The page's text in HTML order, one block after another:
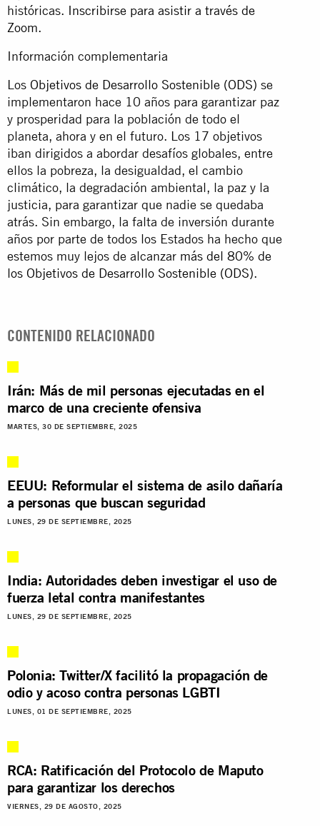
históricas. Inscribirse para asistir a través de
Zoom.
Información complementaria
Los Objetivos de Desarrollo Sostenible (ODS) se
implementaron hace 10 años para garantizar paz
y prosperidad para la población de todo el
planeta, ahora y en el futuro. Los 17 objetivos
iban dirigidos a abordar desafíos globales, entre
ellos la pobreza, la desigualdad, el cambio
climático, la degradación ambiental, la paz y la
justicia, para garantizar que nadie se quedaba
atrás. Sin embargo, la falta de inversión durante
años por parte de todos los Estados ha hecho que
estemos muy lejos de alcanzar más del 80% de
los Objetivos de Desarrollo Sostenible (ODS).
CONTENIDO RELACIONADO
Irán: Más de mil personas ejecutadas en el
marco de una creciente ofensiva
MARTES, 30 DE SEPTIEMBRE, 2025
EEUU: Reformular el sistema de asilo dañaría
a personas que buscan seguridad
LUNES, 29 DE SEPTIEMBRE, 2025
India: Autoridades deben investigar el uso de
fuerza letal contra manifestantes
LUNES, 29 DE SEPTIEMBRE, 2025
Polonia: Twitter/X facilitó la propagación de
odio y acoso contra personas LGBTI
LUNES, 01 DE SEPTIEMBRE, 2025
RCA: Ratificación del Protocolo de Maputo
para garantizar los derechos
VIERNES, 29 DE AGOSTO, 2025